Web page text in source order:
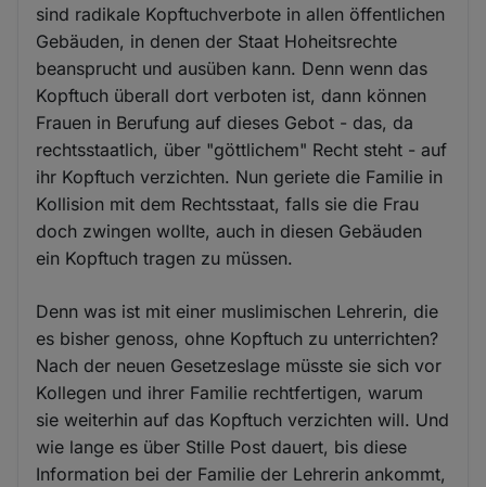
sind radikale Kopftuchverbote in allen öffentlichen
Gebäuden, in denen der Staat Hoheitsrechte
beansprucht und ausüben kann. Denn wenn das
Kopftuch überall dort verboten ist, dann können
Frauen in Berufung auf dieses Gebot - das, da
rechtsstaatlich, über "göttlichem" Recht steht - auf
ihr Kopftuch verzichten. Nun geriete die Familie in
Kollision mit dem Rechtsstaat, falls sie die Frau
doch zwingen wollte, auch in diesen Gebäuden
ein Kopftuch tragen zu müssen.
Denn was ist mit einer muslimischen Lehrerin, die
es bisher genoss, ohne Kopftuch zu unterrichten?
Nach der neuen Gesetzeslage müsste sie sich vor
Kollegen und ihrer Familie rechtfertigen, warum
sie weiterhin auf das Kopftuch verzichten will. Und
wie lange es über Stille Post dauert, bis diese
Information bei der Familie der Lehrerin ankommt,